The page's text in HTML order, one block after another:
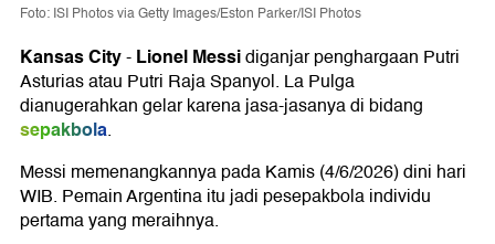
Foto: ISI Photos via Getty Images/Eston Parker/ISI Photos
Kansas City-Lionel Messidiganjar penghargaan Putri
Asturias atau Putri Raja Spanyol. La Pulga
dianugerahkan gelar karena jasa-jasanya di bidang
sepakbola.
Messi memenangkannya pada Kamis (4/6/2026) dini hari
WIB. Pemain Argentina itu jadi pesepakbola individu
pertama yang meraihnya.